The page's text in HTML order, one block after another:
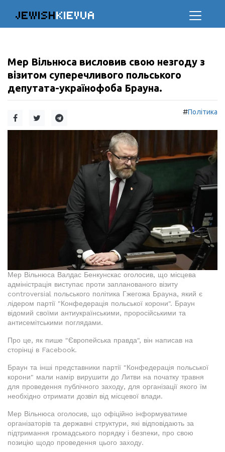
JEWISHKIEVUA
Мер Вільнюса висловив свою незгоду з
візитом суперечливого польського
депутата-українофоба Брауна.
#Політика
Мер Вільнюса Валдас Бенкунскас оголосив, що місцева
адміністрація виступає проти запланованого візиту
controversial польського політика Гжегожа Брауна, який є
лідером партії "Конфедерація польської корони". Браун
відомий своїми антиукраїнськими, проросійськими та
антисемітськими поглядами.
Про це, як пише "Європейська правда", він написав на
сторінці в Facebook.
Браун та інші представники партії "Конфедерація польської
корони" мали намір вирушити до Литви на початку травня
для проведення публічного заходу, для організації якого їм
необхідно отримати дозвіл від місцевої влади.
Мер Вільнюса оголосив, що офіційно інформуватиме
організаторів та державні структури, які відповідають за
підтримання громадського порядку і безпеки, про свою
позицію щодо проведення цього заходу.